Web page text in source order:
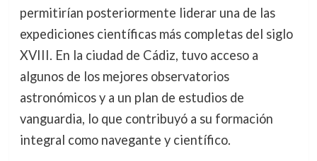
permitirían posteriormente liderar una de las
expediciones científicas más completas del siglo
XVIII. En la ciudad de Cádiz, tuvo acceso a
algunos de los mejores observatorios
astronómicos y a un plan de estudios de
vanguardia, lo que contribuyó a su formación
integral como navegante y científico.